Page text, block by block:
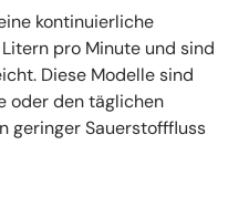
kontinuierliche
pro Minute und sind
Diese Modelle sind
oder den täglichen
geringer Sauerstofffluss